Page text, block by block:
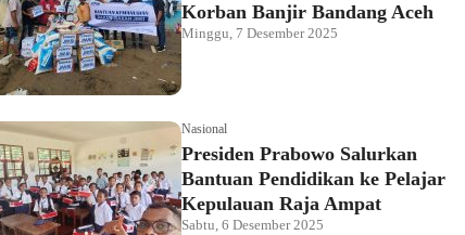
Korban Banjir Bandang Aceh
Minggu, 7 Desember 2025
Nasional
Presiden Prabowo Salurkan
Bantuan Pendidikan ke Pelajar
Kepulauan Raja Ampat
Sabtu, 6 Desember 2025